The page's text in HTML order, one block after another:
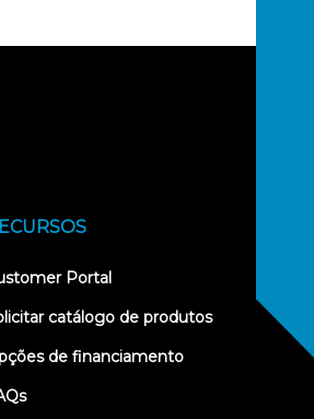
Portal(opens
new
catálogo de produtos
de financiamento